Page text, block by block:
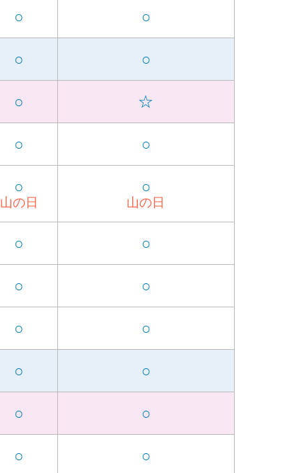
○ ○
○ ○
○ ☆
○ ○
○
山の日
○
山の日
○ ○
○ ○
○ ○
○ ○
○ ○
○ ○